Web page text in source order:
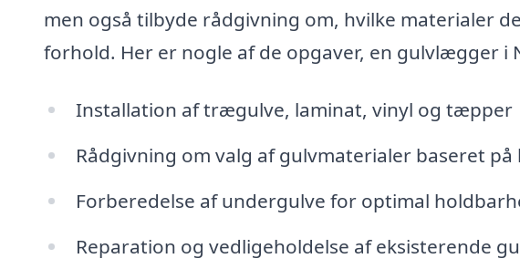
men også tilbyde rådgivning om, hvilke materialer
forhold. Her er nogle af de opgaver, en gulvlægger i
Installation af trægulve, laminat, vinyl og tæpper
Rådgivning om valg af gulvmaterialer baseret
Forberedelse af undergulve for optimal
Reparation og vedligeholdelse af eksisterende